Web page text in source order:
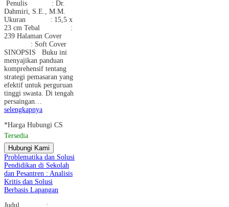
Penulis : Dr.
Dahmiri, S.E., M.M.
Ukuran : 15,5 x
23 cm Tebal :
239 Halaman Cover
: Soft Cover
SINOPSIS Buku ini
menyajikan panduan
komprehensif tentang
strategi pemasaran yang
efektif untuk perguruan
tinggi swasta. Di tengah
persaingan…
selengkapnya
*Harga Hubungi CS
Tersedia
Hubungi Kami
Problematika dan Solusi
Pendidikan di Sekolah
dan Pesantren : Analisis
Kritis dan Solusi
Berbasis Lapangan
Judul :